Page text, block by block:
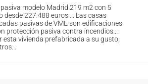
modelo Madrid 219 m2 con 5
desde 227.488 euros ... Las casas
pasivas de VME son edificaciones
protección pasiva contra incendios...
esta vivienda prefabricada a su gusto,